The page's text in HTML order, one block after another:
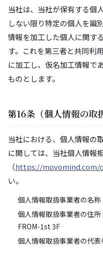
当社は、当社が保有する個
しない限り特定の個人を識
情報を加工した個人に関す
す。これを第三者と共同利
に加工し、仮名加工情報で
ものとします。
第16条（個人情報の取
当社における、個人情報の
に関しては、当社個人情報
（https://
い。
個人情報取扱事業者の名
個人情報取扱事業者の住
FROM-1st 3F
個人情報取扱事業者の代